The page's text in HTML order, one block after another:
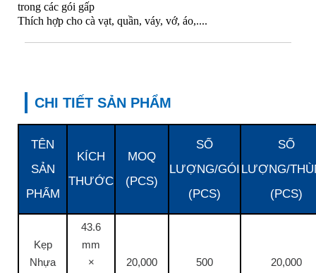
trong các gói gấp
Thích hợp cho cà vạt, quần, váy, vớ, áo,....
CHI TIẾT SẢN PHẨM
TÊN
SẢN
PHẨM
KÍCH
THƯỚC
MOQ
(PCS)
SỐ
LƯỢNG/GÓI
(PCS)
SỐ
LƯỢNG/
(PCS)
Kẹp
Nhựa
43.6
mm
×
20,000 500 20,000